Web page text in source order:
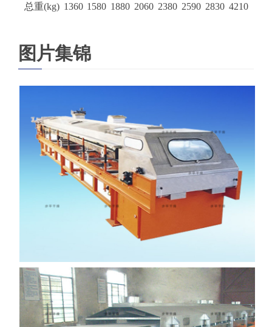
总重(kg) 1360 1580 1880 2060 2380 2590 2830 4210
图片集锦